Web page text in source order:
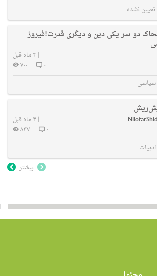
تعیین نشده
دو سر یکی دین و دیگری قدرت!فیروز
| ۴ ماه قبل
۰
۷۰۰
سیاسی
| ۴ ماه قبل
۰
۸۳۷
ادبیات
بیشتر